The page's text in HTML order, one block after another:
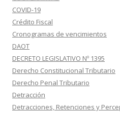
COVID-19
Crédito Fiscal
Cronogramas de vencimientos
DAOT
DECRETO LEGISLATIVO Nº 1395
Derecho Constitucional Tributario
Derecho Penal Tributario
Detracción
Detracciones, Retenciones y